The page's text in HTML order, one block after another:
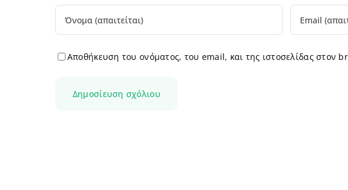
Αποθήκευση του ονόματος, του email, και της ιστοσελίδας στον